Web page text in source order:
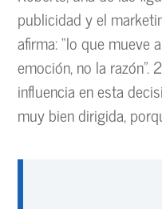
publicidad y el
afirma: “lo que mueve
emoción, no la
influencia en esta
muy bien dirigida,